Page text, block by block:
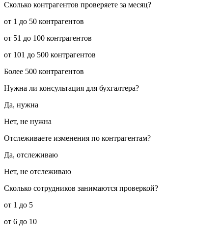
Сколько контрагентов проверяете за месяц?
от 1 до 50 контрагентов
от 51 до 100 контрагентов
от 101 до 500 контрагентов
Более 500 контрагентов
Нужна ли консультация для бухгалтера?
Да, нужна
Нет, не нужна
Отслеживаете изменения по контрагентам?
Да, отслеживаю
Нет, не отслеживаю
Сколько сотрудников занимаются проверкой?
от 1 до 5
от 6 до 10